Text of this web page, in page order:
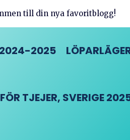
till din nya favoritblogg!
2024-2025
TJEJER, SVERIGE